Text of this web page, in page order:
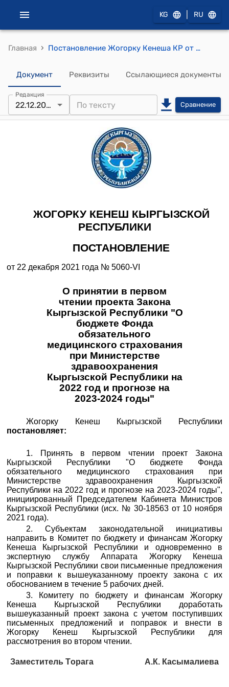
KG RU
Главная › Постановление Жогорку Кенеша КР от 22 декабря 2021 года № 5060-VI "О принятии в первом чтении проекта Закона Кыргызской Республики "О бюджете Фонда обязательного медицинского страхования при Министерстве здравоохранения Кыргызской Республики на 2022 год и прогнозе на 2023-2024 годы""
Документ Реквизиты Ссылающиеся документы
Редакция
22.12.2021 Сравнение